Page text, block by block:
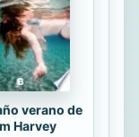
México es
al
verano de
Harvey